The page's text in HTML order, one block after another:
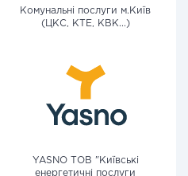
Комунальні послуги м.Київ
(ЦКС, КТЕ, КВК...)
YASNO ТОВ "Київські
енергетичні послуги